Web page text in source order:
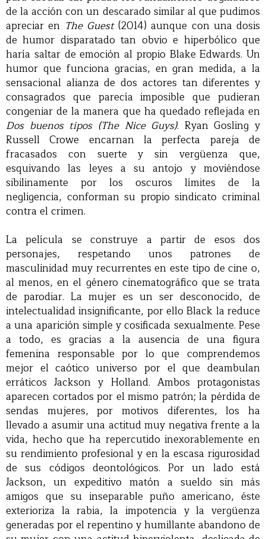
de la acción con un descarado similar al que pudimos
apreciar en The Guest(2014) aunque con una dosis
de humor disparatado tan obvio e hiperbólico que
haría saltar de emoción al propio Blake Edwards. Un
humor que funciona gracias, en gran medida, a la
sensacional alianza de dos actores tan diferentes y
consagrados que parecía imposible que pudieran
congeniar de la manera que ha quedado reflejada en
Dos buenos tipos (The Nice Guys). Ryan Gosling y
Russell Crowe encarnan la perfecta pareja de
fracasados con suerte y sin vergüenza que,
esquivando las leyes a su antojo y moviéndose
sibilinamente por los oscuros límites de la
negligencia, conforman su propio sindicato criminal
contra el crimen.
La película se construye a partir de esos dos
personajes, respetando unos patrones de
masculinidad muy recurrentes en este tipo de cine o,
al menos, en el género cinematográfico que se trata
de parodiar. La mujer es un ser desconocido, de
intelectualidad insignificante, por ello Black la reduce
a una aparición simple y cosificada sexualmente. Pese
a todo, es gracias a la ausencia de una figura
femenina responsable por lo que comprendemos
mejor el caótico universo por el que deambulan
erráticos Jackson y Holland. Ambos protagonistas
aparecen cortados por el mismo patrón; la pérdida de
sendas mujeres, por motivos diferentes, los ha
llevado a asumir una actitud muy negativa frente a la
vida, hecho que ha repercutido inexorablemente en
su rendimiento profesional y en la escasa rigurosidad
de sus códigos deontológicos. Por un lado está
Jackson, un expeditivo matón a sueldo sin más
amigos que su inseparable puño americano, éste
exterioriza la rabia, la impotencia y la vergüenza
generadas por el repentino y humillante abandono de